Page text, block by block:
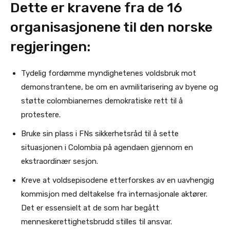
Dette er kravene fra de 16
organisasjonene til den norske
regjeringen:
Tydelig fordømme myndighetenes voldsbruk mot
demonstrantene, be om en avmilitarisering av byene og
støtte colombianernes demokratiske rett til å
protestere.
Bruke sin plass i FNs sikkerhetsråd til å sette
situasjonen i Colombia på agendaen gjennom en
ekstraordinær sesjon.
Kreve at voldsepisodene etterforskes av en uavhengig
kommisjon med deltakelse fra internasjonale aktører.
Det er essensielt at de som har begått
menneskerettighetsbrudd stilles til ansvar.